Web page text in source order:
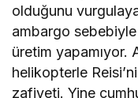
olduğunu
ambargo
üretim yapamıyor.
helikopterle
zafiyeti. Yine